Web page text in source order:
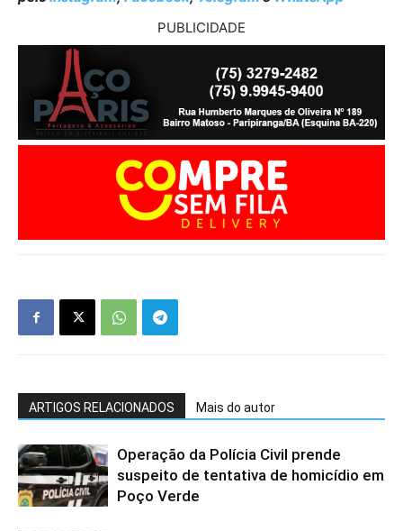
PUBLICIDADE
ARTIGOS RELACIONADOS Mais do autor
Operação da Polícia Civil prende
suspeito de tentativa de homicídio em
Poço Verde